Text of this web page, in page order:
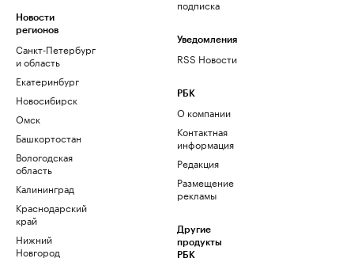
Новости
регионов
Санкт-Петербург
и область
Екатеринбург
Новосибирск
Омск
Башкортостан
Вологодская
область
Калининград
Краснодарский
край
Нижний
Новгород
подписка
Уведомления
RSS Новости
РБК
О компании
Контактная
информация
Редакция
Размещение
рекламы
Другие
продукты
РБК